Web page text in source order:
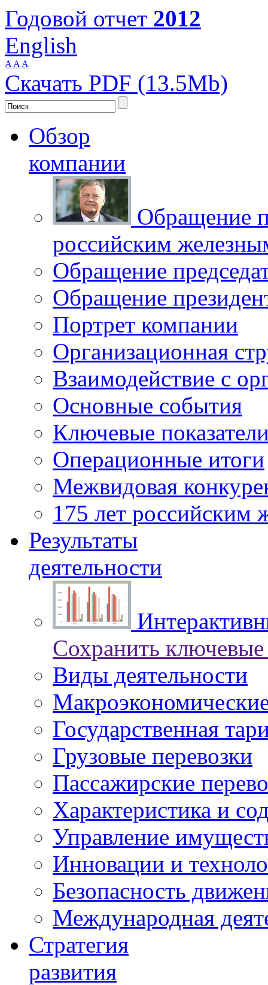
Годовой отчет 2012
English
A A A
Скачать PDF (13.5Mb)
Обзор
компании
Обращение
российским
Обращение
Обращение
Портрет компании
Организационная
Взаимодействие с
Основные события
Ключевые
Операционные итоги
Межвидовая
175 лет российским
Результаты
деятельности
Сохранить ключевые
Виды деятельности
Государственная
Грузовые перевозки
Пассажирские
Характеристика и
Управление
Инновации и
Безопасность
Международная
Стратегия
развития